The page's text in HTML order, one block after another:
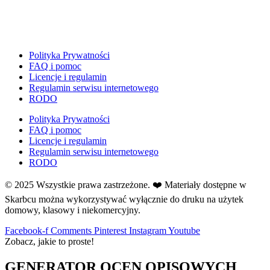
Ferie
Fotobudka
Girlandy
Girlandy na LATO
Grafomotoryka
Grinch
Gry
↳ Dopasuj i opowiedź
↳ Ja mam kto ma
↳ Labirynt podłogowy
↳ Puzzle
Polityka Prywatności
FAQ i pomoc
Licencje i regulamin
Regulamin serwisu internetowego
RODO
Polityka Prywatności
FAQ i pomoc
Licencje i regulamin
Regulamin serwisu internetowego
RODO
© 2025 Wszystkie prawa zastrzeżone. ❤️ Materiały dostępne w
Skarbcu można wykorzystywać wyłącznie do druku na użytek
domowy, klasowy i niekomercyjny.
Facebook-f Comments Pinterest InstagramYoutube
Zobacz, jakie to proste!
GENERATOR OCEN OPISOWYCH